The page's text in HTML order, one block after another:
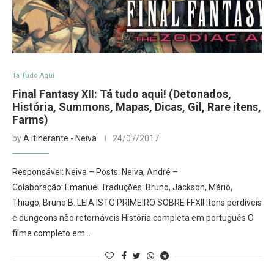
Tá Tudo Aqui
Final Fantasy XII: Tá tudo aqui! (Detonados,
História, Summons, Mapas, Dicas, Gil, Rare itens,
Farms)
byA Itinerante - Neiva 24/07/2017
Responsável: Neiva – Posts: Neiva, André –
Colaboração: Emanuel Traduções: Bruno, Jackson, Mário,
Thiago, Bruno B. LEIA ISTO PRIMEIRO SOBRE FFXII Itens perdíveis
e dungeons não retornáveis História completa em português O
filme completo em…